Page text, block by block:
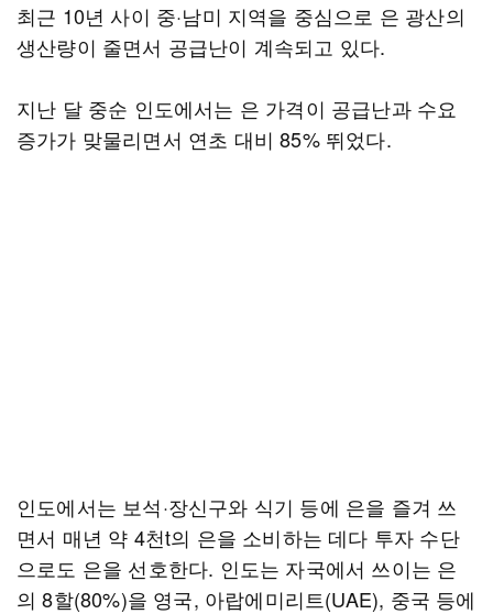
최근 10년 사이 중·남미 지역을 중심으로 은 광산의
생산량이 줄면서 공급난이 계속되고 있다.
지난 달 중순 인도에서는 은 가격이 공급난과 수요
증가가 맞물리면서 연초 대비 85% 뛰었다.
인도에서는 보석·장신구와 식기 등에 은을 즐겨 쓰
면서 매년 약 4천t의 은을 소비하는 데다 투자 수단
으로도 은을 선호한다. 인도는 자국에서 쓰이는 은
의 8할(80%)을 영국, 아랍에미리트(UAE), 중국 등에